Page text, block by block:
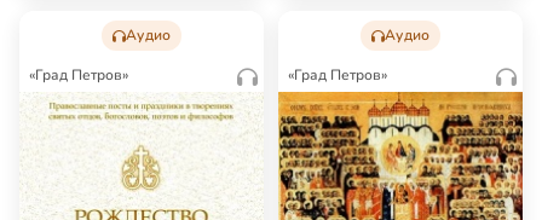
Аудио
«Град Петров»
Аудио
«Град Петров»